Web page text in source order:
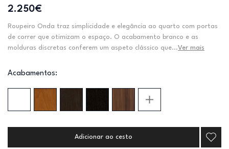
2.250€
Roupeiro Onda traz simplicidade e elegância ao quarto com portas
de correr que otimizam o espaço. O acabamento branco e as
molduras discretas conferem um aspeto clássico que...Ver mais
Acabamentos:
Adicionar ao cesto